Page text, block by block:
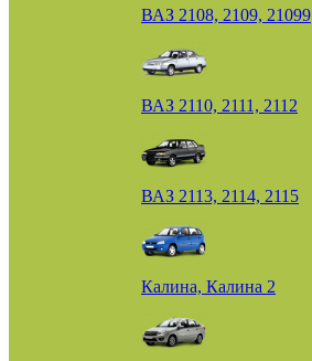
ВАЗ 2108, 2109, 21099
ВАЗ 2110, 2111, 2112
ВАЗ 2113, 2114, 2115
Калина, Калина 2